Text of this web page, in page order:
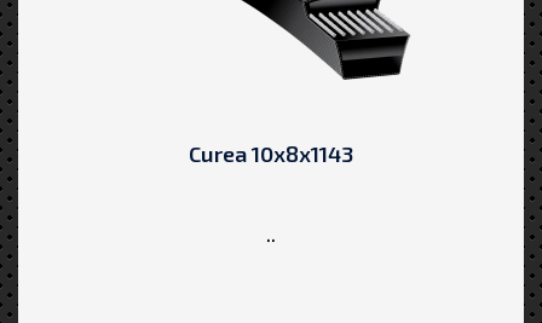
Curea 10x8x1143
..